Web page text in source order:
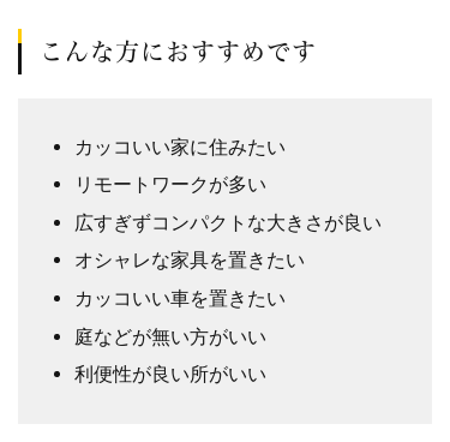
こんな方におすすめです
カッコいい家に住みたい
リモートワークが多い
広すぎずコンパクトな大きさが良い
オシャレな家具を置きたい
カッコいい車を置きたい
庭などが無い方がいい
利便性が良い所がいい